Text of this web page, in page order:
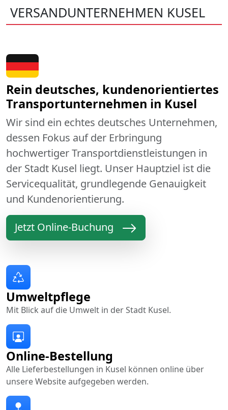
VERSANDUNTERNEHMEN KUSEL
Rein deutsches, kundenorientiertes
Transportunternehmen in Kusel
Wir sind ein echtes deutsches Unternehmen,
dessen Fokus auf der Erbringung
hochwertiger Transportdienstleistungen in
der Stadt Kusel liegt. Unser Hauptziel ist die
Servicequalität, grundlegende Genauigkeit
und Kundenorientierung.
Jetzt Online-Buchung
Online-Bestellung
Alle Lieferbestellungen in Kusel können online über
unsere Website aufgegeben werden.
Umweltpflege
Mit Blick auf die Umwelt in der Stadt Kusel.